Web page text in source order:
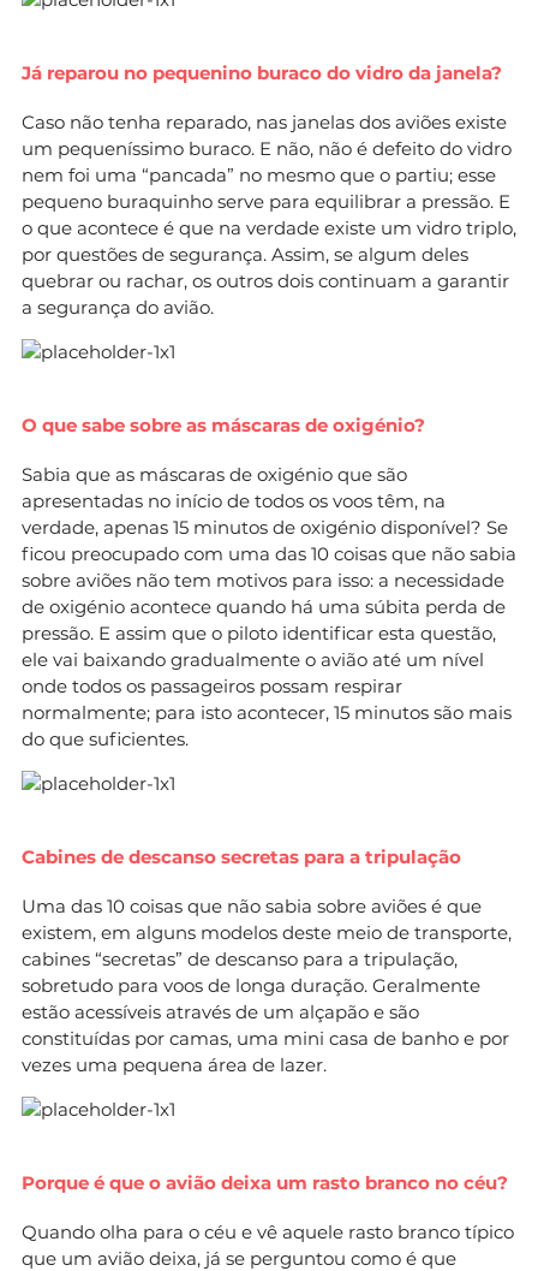
Já reparou no pequenino buraco do vidro da janela?
Caso não tenha reparado, nas janelas dos aviões existe
um pequeníssimo buraco. E não, não é defeito do vidro
nem foi uma “pancada” no mesmo que o partiu; esse
pequeno buraquinho serve para equilibrar a pressão. E
o que acontece é que na verdade existe um vidro triplo,
por questões de segurança. Assim, se algum deles
quebrar ou rachar, os outros dois continuam a garantir
a segurança do avião.
O que sabe sobre as máscaras de oxigénio?
Sabia que as máscaras de oxigénio que são
apresentadas no início de todos os voos têm, na
verdade, apenas 15 minutos de oxigénio disponível? Se
ficou preocupado com uma das 10 coisas que não sabia
sobre aviões não tem motivos para isso: a necessidade
de oxigénio acontece quando há uma súbita perda de
pressão. E assim que o piloto identificar esta questão,
ele vai baixando gradualmente o avião até um nível
onde todos os passageiros possam respirar
normalmente; para isto acontecer, 15 minutos são mais
do que suficientes.
Cabines de descanso secretas para a tripulação
Uma das 10 coisas que não sabia sobre aviões é que
existem, em alguns modelos deste meio de transporte,
cabines “secretas” de descanso para a tripulação,
sobretudo para voos de longa duração. Geralmente
estão acessíveis através de um alçapão e são
constituídas por camas, uma mini casa de banho e por
vezes uma pequena área de lazer.
Porque é que o avião deixa um rasto branco no céu?
Quando olha para o céu e vê aquele rasto branco típico
que um avião deixa, já se perguntou como é que